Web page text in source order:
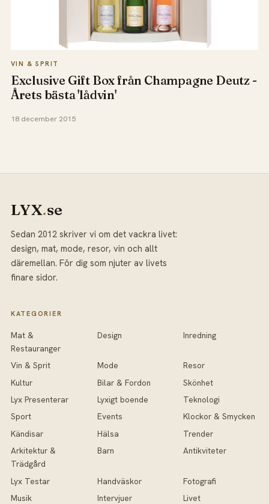
VIN & SPRIT
Exclusive Gift Box från Champagne Deutz -
Årets bästa 'lådvin'
18 december 2015
LYX.se
Sedan 2012 skriver vi om det vackra livet:
design, mat, mode, resor, vin och allt
däremellan. För dig som njuter av livets
finare sidor.
KATEGORIER
Mat &
Restauranger
Design Inredning
Vin & Sprit Mode
Resor
Kultur
Bilar & Fordon
Skönhet
Lyx Presenterar
Lyxigt boende
Teknologi
Sport
Events
Klockor & Smycken
Kändisar
Hälsa
Trender
Arkitektur &
Trädgård
Barn Antikviteter
Lyx Testar Handväskor
Fotografi
Musik
Intervjuer Livet